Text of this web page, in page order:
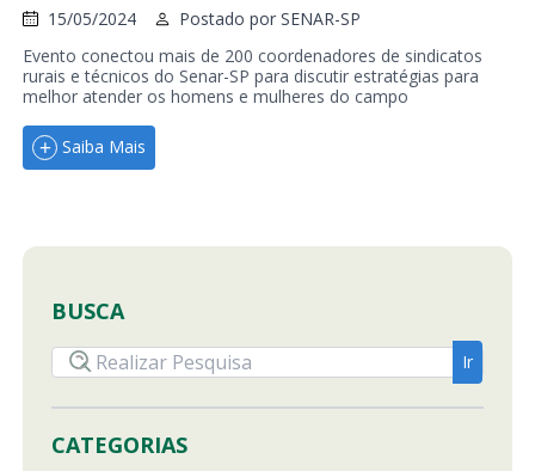
15/05/2024 Postado por SENAR-SP
Evento conectou mais de 200 coordenadores de sindicatos
rurais e técnicos do Senar-SP para discutir estratégias para
melhor atender os homens e mulheres do campo
Saiba Mais
BUSCA
CATEGORIAS